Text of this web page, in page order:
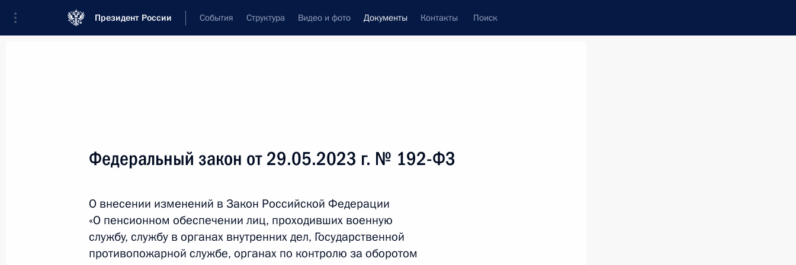
Президент России События Структура Видео и фото Документы Контакты Поиск
Текст в документе
Вид документа
Все
Дата вступления в силу... или дата принятия
Федеральный закон от 29.05.2023 г. № 192-ФЗ
О внесении изменений в Закон Российской Федерации
«О пенсионном обеспечении лиц, проходивших военную
службу, службу в органах внутренних дел, Государственной
противопожарной службе, органах по контролю за оборотом